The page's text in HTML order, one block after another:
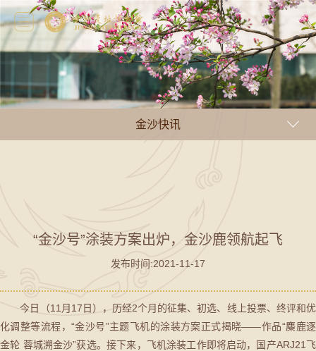
金沙快讯
“金沙号”涂装方案出炉，金沙鹿领航起飞
发布时间:2021-11-17
今日（11月17日），历经2个月的征集、初选、线上投票、终评和优
化调整等流程，“金沙号”主题飞机的涂装方案正式揭晓——作品“麋鹿逐
金轮 蓉城溯金沙”获选。接下来，飞机涂装工作即将启动，国产ARJ21飞